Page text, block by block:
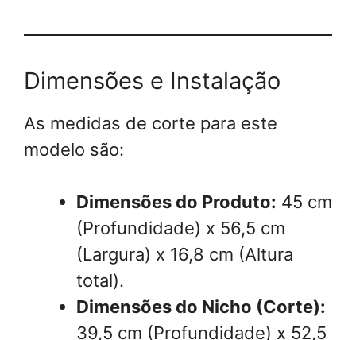
Dimensões e Instalação
As medidas de corte para este
modelo são:
Dimensões do Produto: 45 cm
(Profundidade) x 56,5 cm
(Largura) x 16,8 cm (Altura
total).
Dimensões do Nicho (Corte):
39,5 cm (Profundidade) x 52,5